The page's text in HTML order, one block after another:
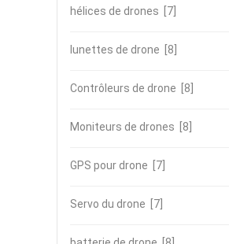
hélices de drones [7]
lunettes de drone [8]
Contrôleurs de drone [8]
Moniteurs de drones [8]
GPS pour drone [7]
Servo du drone [7]